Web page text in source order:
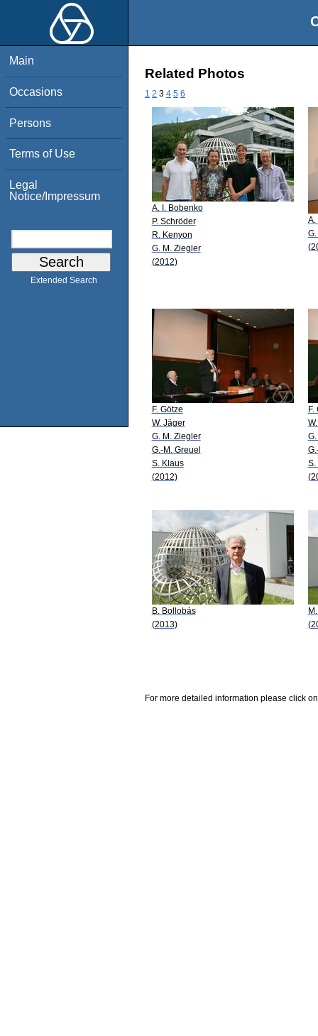
Main
Occasions
Persons
Terms of Use
Legal
Notice/Impressum
Extended Search
Related Photos
1 2 3 4 5 6
A. I. Bobenko
P. Schröder
R. Kenyon
G. M. Ziegler
(2012)
A.
F. Götze
W. Jäger
G. M. Ziegler
G.-M. Greuel
S. Klaus
(2012)
F.
S.
B. Bollobás
(2013)
For more detailed information please click